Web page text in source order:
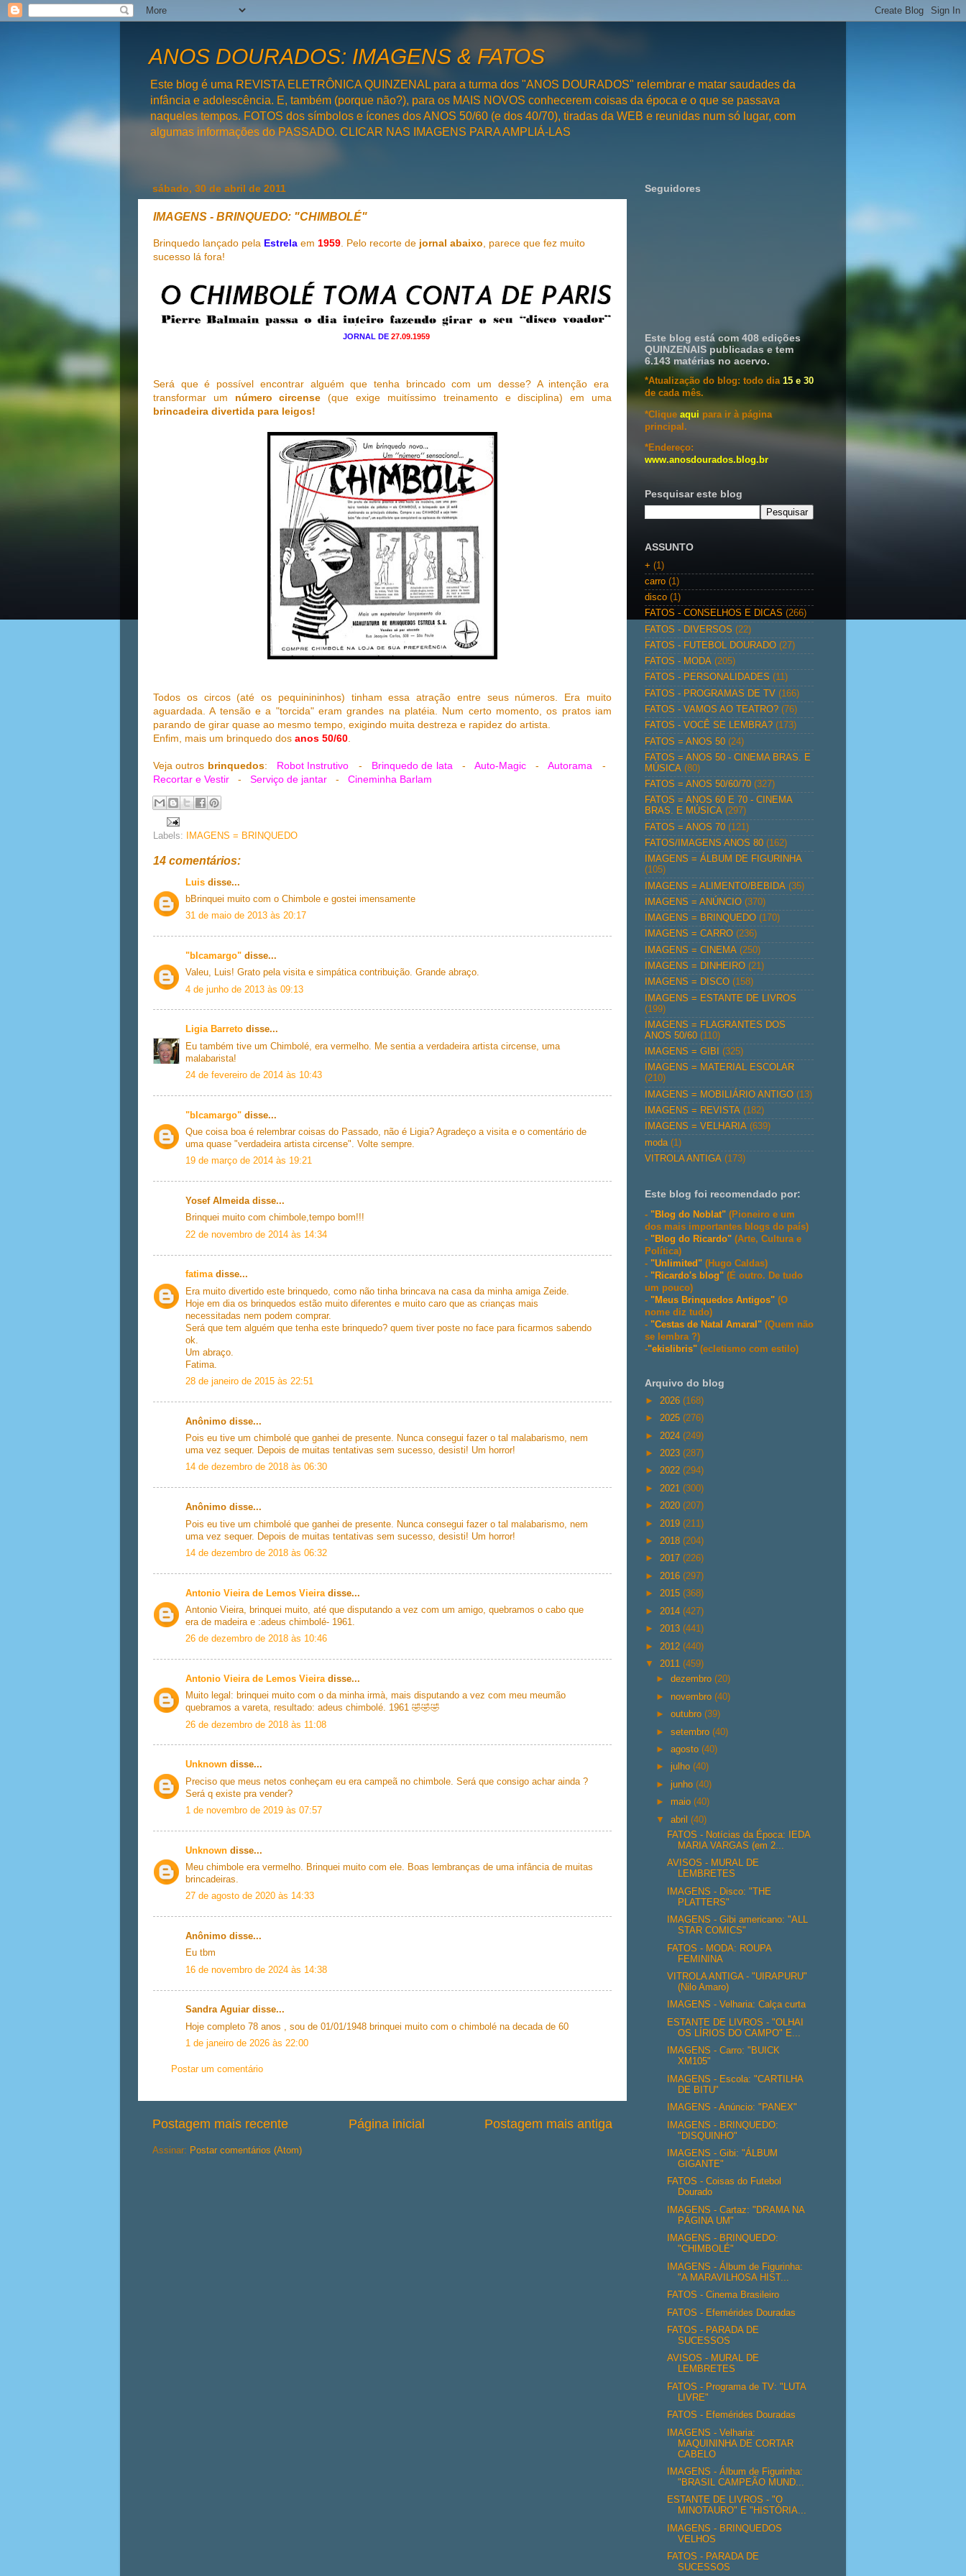
ANOS DOURADOS: IMAGENS & FATOS
Este blog é uma REVISTA ELETRÔNICA QUINZENAL para a turma dos "ANOS DOURADOS" relembrar e matar saudades da
infância e adolescência. E, também (porque não?), para os MAIS NOVOS conhecerem coisas da época e o que se passava
naqueles tempos. FOTOS dos símbolos e ícones dos ANOS 50/60 (e dos 40/70), tiradas da WEB e reunidas num só lugar, com
algumas informações do PASSADO. CLICAR NAS IMAGENS PARA AMPLIÁ-LAS
sábado, 30 de abril de 2011
IMAGENS - BRINQUEDO: "CHIMBOLÉ"
Brinquedo lançado pela Estrela em 1959. Pelo recorte de jornal abaixo, parece que fez muito
sucesso lá fora!
JORNAL DE 27.09.1959
Será que é possível encontrar alguém que tenha brincado com um desse? A intenção era
transformar um número circense(que exige muitíssimo treinamento e disciplina) em uma
brincadeira divertida para leigos!
Todos os circos (até os pequinininhos) tinham essa atração entre seus números. Era muito
aguardada. A tensão e a "torcida" eram grandes na platéia. Num certo momento, os pratos iam
parando de girar quase ao mesmo tempo, exigindo muita destreza e rapidez do artista.
Enfim, mais um brinquedo dos anos 50/60.
Veja outros brinquedos: Robot Instrutivo - Brinquedo de lata-Auto-Magic -Autorama -
Recortar e Vestir - Serviço de jantar - Cineminha Barlam
Labels: IMAGENS = BRINQUEDO
14 comentários:
Luis disse...
bBrinquei muito com o Chimbole e gostei imensamente
31 de maio de 2013 às 20:17
"blcamargo" disse...
Valeu, Luis! Grato pela visita e simpática contribuição. Grande abraço.
4 de junho de 2013 às 09:13
Ligia Barreto disse...
Eu também tive um Chimbolé, era vermelho. Me sentia a verdadeira artista circense, uma
malabarista!
24 de fevereiro de 2014 às 10:43
"blcamargo" disse...
Que coisa boa é relembrar coisas do Passado, não é Ligia? Agradeço a visita e o comentário de
uma quase "verdadeira artista circense". Volte sempre.
19 de março de 2014 às 19:21
Yosef Almeida disse...
Brinquei muito com chimbole,tempo bom!!!
22 de novembro de 2014 às 14:34
fatimadisse...
Era muito divertido este brinquedo, como não tinha brincava na casa da minha amiga Zeide.
Hoje em dia os brinquedos estão muito diferentes e muito caro que as crianças mais
necessitadas nem podem comprar.
Será que tem alguém que tenha este brinquedo? quem tiver poste no face para ficarmos sabendo
ok.
Um abraço.
Fatima.
28 de janeiro de 2015 às 22:51
Anônimo disse...
Pois eu tive um chimbolé que ganhei de presente. Nunca consegui fazer o tal malabarismo, nem
uma vez sequer. Depois de muitas tentativas sem sucesso, desisti! Um horror!
14 de dezembro de 2018 às 06:30
Anônimo disse...
Pois eu tive um chimbolé que ganhei de presente. Nunca consegui fazer o tal malabarismo, nem
uma vez sequer. Depois de muitas tentativas sem sucesso, desisti! Um horror!
14 de dezembro de 2018 às 06:32
Antonio Vieira de Lemos Vieira disse...
Antonio Vieira, brinquei muito, até que disputando a vez com um amigo, quebramos o cabo que
era de madeira e :adeus chimbolé- 1961.
26 de dezembro de 2018 às 10:46
Antonio Vieira de Lemos Vieiradisse...
Muito legal: brinquei muito com o da minha irmà, mais disputando a vez com meu meumão
quebramos a vareta, resultado: adeus chimbolé. 1961 🤣🤣🤣
26 de dezembro de 2018 às 11:08
Unknown disse...
Preciso que meus netos conheçam eu era campeã no chimbole. Será que consigo achar ainda ?
Será q existe pra vender?
1 de novembro de 2019 às 07:57
Unknown disse...
Meu chimbole era vermelho. Brinquei muito com ele. Boas lembranças de uma infância de muitas
brincadeiras.
27 de agosto de 2020 às 14:33
Anônimo disse...
Eu tbm
16 de novembro de 2024 às 14:38
Sandra Aguiar disse...
Hoje completo 78 anos , sou de 01/01/1948 brinquei muito com o chimbolé na decada de 60
1 de janeiro de 2026 às 22:00
Postar um comentário
Postagem mais recente Postagem mais antiga
Página inicial
Assinar: Postar comentários (Atom)
Seguidores
Este blog está com 408 edições
QUINZENAIS publicadas e tem
6.143 matérias no acervo.
*Atualização do blog: todo dia 15 e 30
de cada mês.
*Clique aqui para ir à página
principal.
*Endereço:
www.anosdourados.blog.br
Pesquisar este blog
ASSUNTO
+ (1)
carro (1)
disco (1)
FATOS - CONSELHOS E DICAS (266)
FATOS - DIVERSOS (22)
FATOS - FUTEBOL DOURADO (27)
FATOS - MODA (205)
FATOS - PERSONALIDADES (11)
FATOS - PROGRAMAS DE TV (166)
FATOS - VAMOS AO TEATRO? (76)
FATOS - VOCÊ SE LEMBRA? (173)
FATOS = ANOS 50 (24)
FATOS = ANOS 50 - CINEMA BRAS. E
MÚSICA (80)
FATOS = ANOS 50/60/70 (327)
FATOS = ANOS 60 E 70 - CINEMA
BRAS. E MÚSICA (297)
FATOS = ANOS 70 (121)
FATOS/IMAGENS ANOS 80 (162)
IMAGENS = ÁLBUM DE FIGURINHA
(105)
IMAGENS = ALIMENTO/BEBIDA (35)
IMAGENS = ANÚNCIO (370)
IMAGENS = BRINQUEDO (170)
IMAGENS = CARRO (236)
IMAGENS = CINEMA (250)
IMAGENS = DINHEIRO (21)
IMAGENS = DISCO (158)
IMAGENS = ESTANTE DE LIVROS
(199)
IMAGENS = FLAGRANTES DOS
ANOS 50/60 (110)
IMAGENS = GIBI
(325)
IMAGENS = MATERIAL ESCOLAR
(210)
IMAGENS = MOBILIÁRIO ANTIGO (13)
IMAGENS = REVISTA (182)
IMAGENS = VELHARIA (639)
moda (1)
VITROLA ANTIGA (173)
Este blog foi recomendado por:
- "Blog do Noblat" (Pioneiro e um
dos mais importantes blogs do país)
- "Blog do Ricardo" (Arte, Cultura e
Política)
- "Unlimited" (Hugo Caldas)
- "Ricardo's blog" (É outro. De tudo
um pouco)
- "Meus Brinquedos Antigos" (O
nome diz tudo)
- "Cestas de Natal Amaral" (Quem não
se lembra ?)
-"ekislibris" (ecletismo com estilo)
Arquivo do blog
► 2026 (168)
► 2025 (276)
► 2024 (249)
► 2023 (287)
► 2022 (294)
► 2021 (300)
► 2020 (207)
► 2019 (211)
► 2018 (204)
► 2017 (226)
► 2016 (297)
► 2015 (368)
► 2014 (427)
► 2013 (441)
► 2012 (440)
▼ 2011 (459)
►dezembro(20)
► novembro(40)
►outubro(39)
►setembro(40)
►agosto(40)
►julho(40)
►junho(40)
► maio(40)
▼abril(40)
FATOS - Notícias da Época: IEDA
MARIA VARGAS (em 2...
AVISOS - MURAL DE
LEMBRETES
IMAGENS - Disco: "THE
PLATTERS"
IMAGENS - Gibi americano: "ALL
STAR COMICS"
FATOS - MODA: ROUPA
FEMININA
VITROLA ANTIGA - "UIRAPURU"
(Nilo Amaro)
IMAGENS - Velharia: Calça curta
ESTANTE DE LIVROS - "OLHAI
OS LÍRIOS DO CAMPO" E...
IMAGENS - Carro: "BUICK
XM105"
IMAGENS - Escola: "CARTILHA
DE BITU"
IMAGENS - Anúncio: "PANEX"
IMAGENS - BRINQUEDO:
"DISQUINHO"
IMAGENS - Gibi: "ÁLBUM
GIGANTE"
FATOS - Coisas do Futebol
Dourado
IMAGENS - Cartaz: "DRAMA NA
PÁGINA UM"
IMAGENS - BRINQUEDO:
"CHIMBOLÉ"
IMAGENS - Álbum de Figurinha:
"A MARAVILHOSA HIST...
FATOS - Cinema Brasileiro
FATOS - Efemérides Douradas
FATOS - PARADA DE
SUCESSOS
AVISOS - MURAL DE
LEMBRETES
FATOS - Programa de TV: "LUTA
LIVRE"
FATOS - Efemérides Douradas
IMAGENS - Velharia:
MAQUININHA DE CORTAR
CABELO
IMAGENS - Álbum de Figurinha:
"BRASIL CAMPEÃO MUND...
ESTANTE DE LIVROS - "O
MINOTAURO" E "HISTÓRIA...
IMAGENS - BRINQUEDOS
VELHOS
FATOS - PARADA DE
SUCESSOS